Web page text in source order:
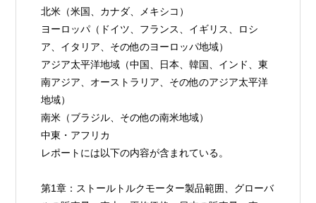
北米（米国、カナダ、メキシコ）
ヨーロッパ（ドイツ、フランス、イギリス、ロシ
ア、イタリア、その他のヨーロッパ地域）
アジア太平洋地域（中国、日本、韓国、インド、東
南アジア、オーストラリア、その他のアジア太平洋
地域）
南米（ブラジル、その他の南米地域）
中東・アフリカ
レポートには以下の内容が含まれている。
第1章：ストールトルクモーター製品範囲、グローバ